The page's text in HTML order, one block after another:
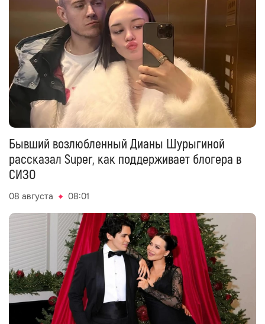
Бывший возлюбленный Дианы Шурыгиной
рассказал Super, как поддерживает блогера в
СИЗО
08 августа 08:01